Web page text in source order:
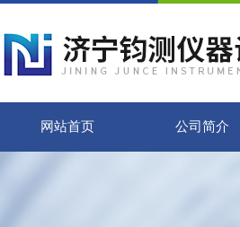
网站首页 公司简介